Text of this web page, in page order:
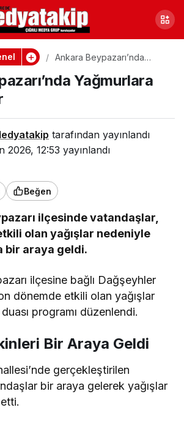
Ankara Beypazarı’nda
Yağmurlara
tarafından yayınlandı
2026, 12:53 yayınlandı
Beğen
ilçesinde vatandaşlar,
olan yağışlar nedeniyle
bir araya geldi.
ilçesine bağlı Dağşeyhler
dönemde etkili olan yağışlar
programı düzenlendi.
Bir Araya Geldi
gerçekleştirilen
bir araya gelerek yağışlar
Paylaş